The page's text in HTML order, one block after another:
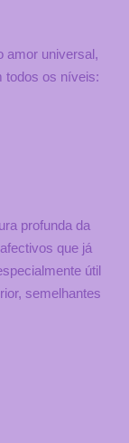
amor universal,
todos os níveis:
profunda da
que já
útil
semelhantes